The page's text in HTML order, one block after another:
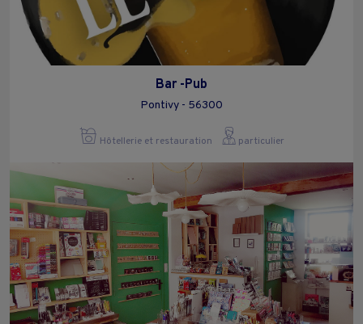
Bar -Pub
Pontivy - 56300
Hôtellerie et restauration particulier